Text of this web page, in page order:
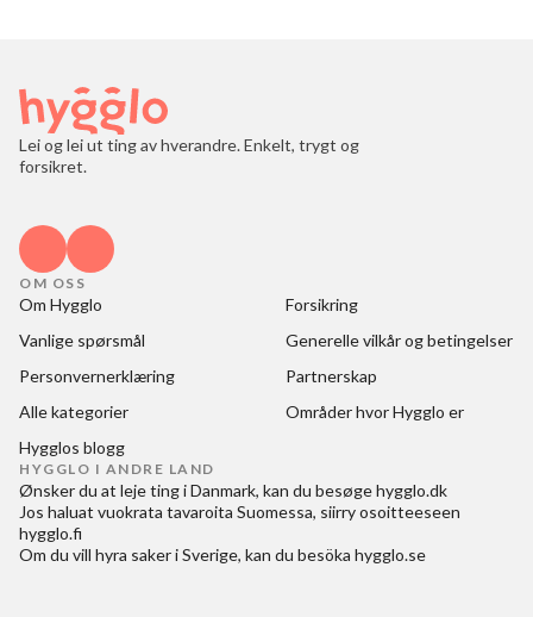
Lei og lei ut ting av hverandre. Enkelt, trygt og
forsikret.
OM OSS
Om Hygglo
Forsikring
Vanlige spørsmål
Generelle vilkår og betingelser
Personvernerklæring
Partnerskap
Alle kategorier
Områder hvor Hygglo er
Hygglos blogg
HYGGLO I ANDRE LAND
Ønsker du at leje ting i Danmark, kan du besøgehygglo.dk
Jos haluat vuokrata tavaroita Suomessa, siirry osoitteeseen
hygglo.fi
Om du vill hyra saker i Sverige, kan du besöka hygglo.se